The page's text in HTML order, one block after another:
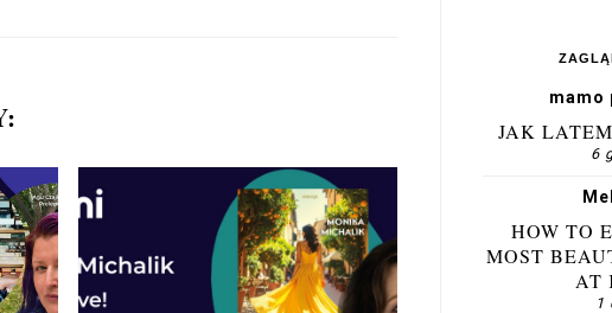
mamo
JAK
6
HOW TO
MOST
AT
1